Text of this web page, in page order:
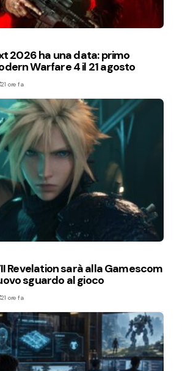
2026 ha una data: primo
Warfare 4 il 21 agosto
21 ore fa
Revelation sarà alla Gamescom
sguardo al gioco
21 ore fa